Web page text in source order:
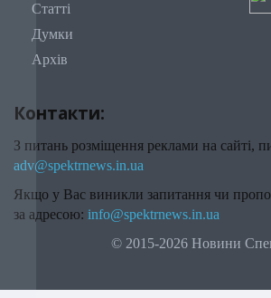
Статті
Думки
Архів
Контакти:
З питань розміщення реклами на сайті,
adv@spektrnews.in.ua
Якщо у Вас виникли запитання чи
за адресою: info@spektrnews.in.ua
© 2015-2026 Новини